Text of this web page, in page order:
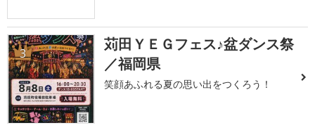
3
苅田ＹＥＧフェス♪盆ダンス祭
／福岡県
笑顔あふれる夏の思い出をつくろう！